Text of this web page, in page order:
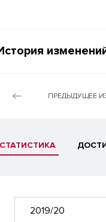
ПРЕДЫДУЩЕЕ
СТАТИСТИКА
2019/20